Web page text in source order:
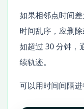
如果相邻点时间
时间乱序，应删
如超过 30 分钟，
续轨迹。
可以用时间间隔进